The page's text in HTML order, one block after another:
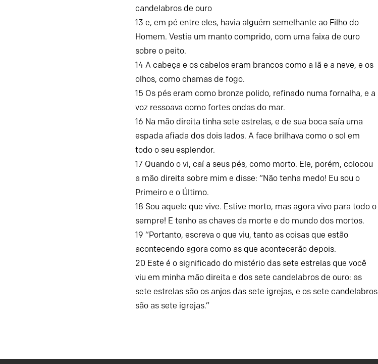
candelabros de ouro
13e, em pé entre eles, havia alguém semelhante ao Filho do
Homem. Vestia um manto comprido, com uma faixa de ouro
sobre o peito.
14A cabeça e os cabelos eram brancos como a lã e a neve, e os
olhos, como chamas de fogo.
15 Os pés eram como bronze polido, refinado numa fornalha, e a
voz ressoava como fortes ondas do mar.
16 Na mão direita tinha sete estrelas, e de sua boca saía uma
espada afiada dos dois lados. A face brilhava como o sol em
todo o seu esplendor.
17 Quando o vi, caí a seus pés, como morto. Ele, porém, colocou
a mão direita sobre mim e disse: “Não tenha medo! Eu sou o
Primeiro e o Último.
18 Sou aquele que vive. Estive morto, mas agora vivo para todo o
sempre! E tenho as chaves da morte e do mundo dos mortos.
19“Portanto, escreva o que viu, tanto as coisas que estão
acontecendo agora como as que acontecerão depois.
20 Este é o significado do mistério das sete estrelas que você
viu em minha mão direita e dos sete candelabros de ouro: as
sete estrelas são os anjos das sete igrejas, e os sete candelabros
são as sete igrejas.”